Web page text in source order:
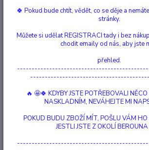
miliony let došlo k obrovské sopečné erupci,
celý popis
Není skladem
Nejsme plátci DPH
Momentálně není k dispozici
9909
8594069936322
🍀 Pokud bude chtít, vědět, co se děje a
stránky.
Můžete si udělat REGISTRACI tady i bez
chodit emaily od nás, aby jste
přehled.
🔥 🤩🍀 KDYBY JSTE POTŘEBOVALI NĚCO
NASKLADNÍM, NEVÁHEJTE MI
POKUD BUDU ZBOŽÍ MÍT, POŠLU VÁM HO
JESTLI JSTE Z OKOLÍ